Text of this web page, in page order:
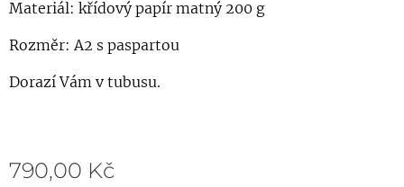
Materiál: křídový papír matný 200 g
Rozměr: A2 s paspartou
Dorazí Vám v tubusu.
790,00 Kč